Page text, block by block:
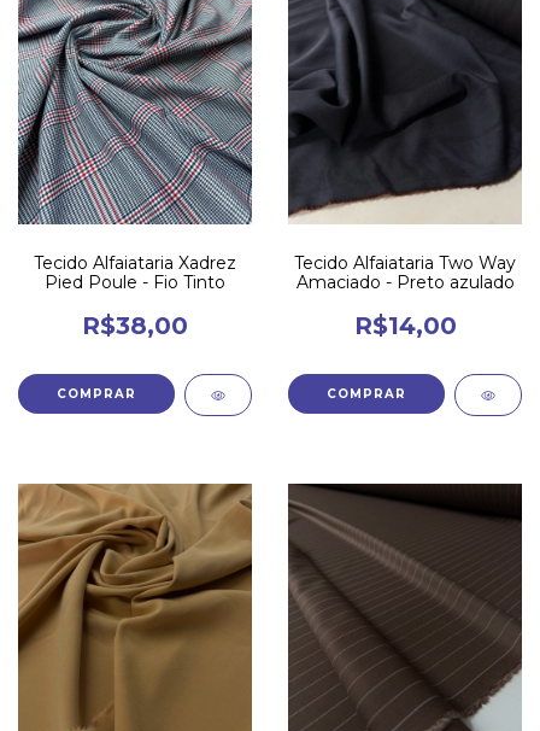
Tecido Alfaiataria Xadrez
Pied Poule - Fio Tinto
R$38,00
Tecido Alfaiataria Two Way
Amaciado - Preto azulado
R$14,00